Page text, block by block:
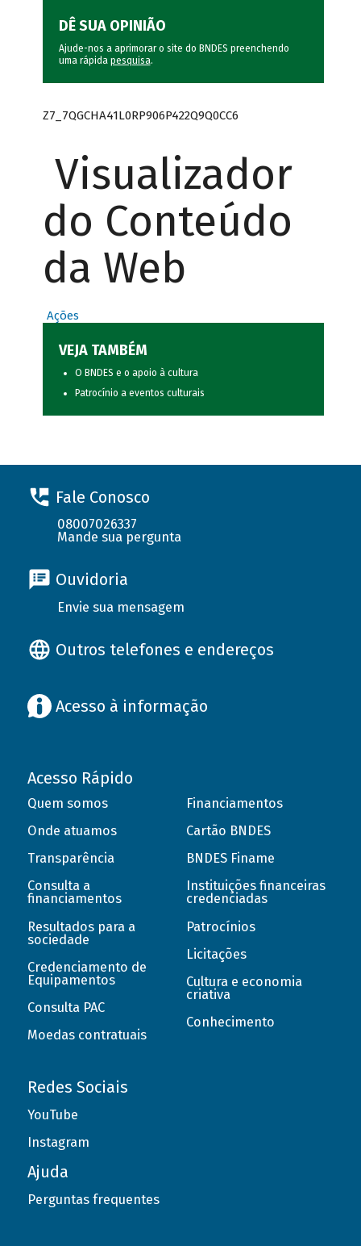
DÊ SUA OPINIÃO
Ajude-nos a aprimorar o site do BNDES preenchendo
uma rápida pesquisa.
Z7_7QGCHA41L0RP906P422Q9Q0CC6
Visualizador
do Conteúdo
da Web
Ações
VEJA TAMBÉM
O BNDES e o apoio à cultura
Patrocínio a eventos culturais
Fale Conosco
08007026337
Mande sua pergunta
Ouvidoria
Envie sua mensagem
Outros telefones e endereços
Acesso à informação
Acesso Rápido
Quem somos
Onde atuamos
Transparência
Consulta a
financiamentos
Resultados para a
sociedade
Credenciamento de
Equipamentos
Consulta PAC
Moedas contratuais
Financiamentos
Cartão BNDES
BNDES Finame
Instituições financeiras
credenciadas
Patrocínios
Licitações
Cultura e economia
criativa
Conhecimento
Redes Sociais
YouTube
Instagram
Ajuda
Perguntas frequentes